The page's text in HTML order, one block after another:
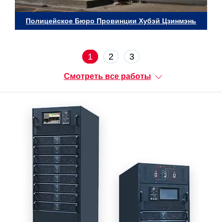
Полицейское Бюро Провинции Хубэй Цзинмэнь
1 2 3
Смотреть все работы